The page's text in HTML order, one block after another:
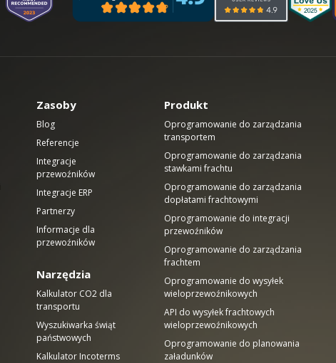
Zasoby
Blog
Referencje
Integracje
przewoźników
Integracje ERP
Partnerzy
Informacje dla
przewoźników
Narzędzia
Kalkulator CO2 dla
transportu
Wyszukiwarka świąt
państwowych
Kalkulator Incoterms
Produkt
Oprogramowanie do zarządzania
transportem
Oprogramowanie do zarządzania
stawkami frachtu
Oprogramowanie do zarządzania
dopłatami frachtowymi
Oprogramowanie do integracji
przewoźników
Oprogramowanie do zarządzania
frachtem
Oprogramowanie do wysyłek
wieloprzewoźnikowych
API do wysyłek frachtowych
wieloprzewoźnikowych
Oprogramowanie do planowania
załadunków